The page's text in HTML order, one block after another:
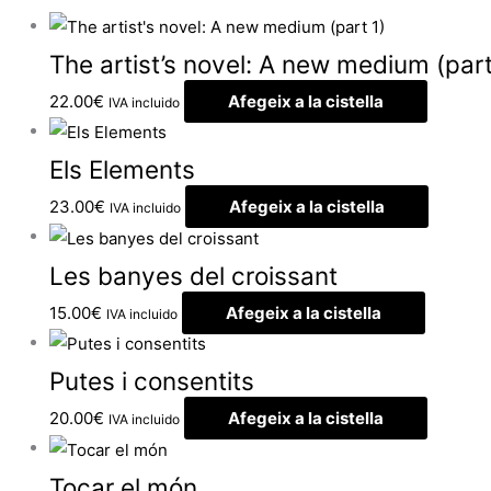
The artist’s novel: A new medium
22.00€ IVA incluido Afegeix a la cistella
Els Elements
23.00€ IVA incluido Afegeix a la cistella
Les banyes del croissant
15.00€ IVA incluido Afegeix a la cistella
Putes i consentits
20.00€ IVA incluido Afegeix a la cistella